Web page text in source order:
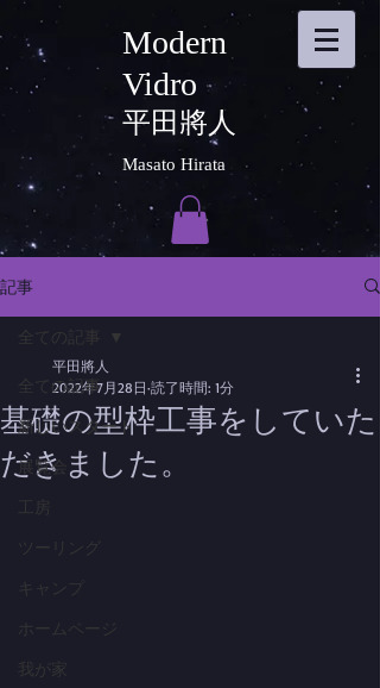
Modern
Vidro
平田將人
Masato Hirata
記事
全ての記事
新しいスタート
展覧会
ツーリング
ホームページ
我が家
基礎の型枠工事をしていた
だきました。
平田將人
2022年7月28日 読了時間: 1分